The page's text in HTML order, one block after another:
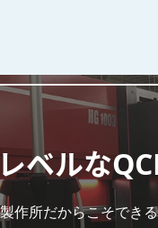
ベルな
作所だからこそでき